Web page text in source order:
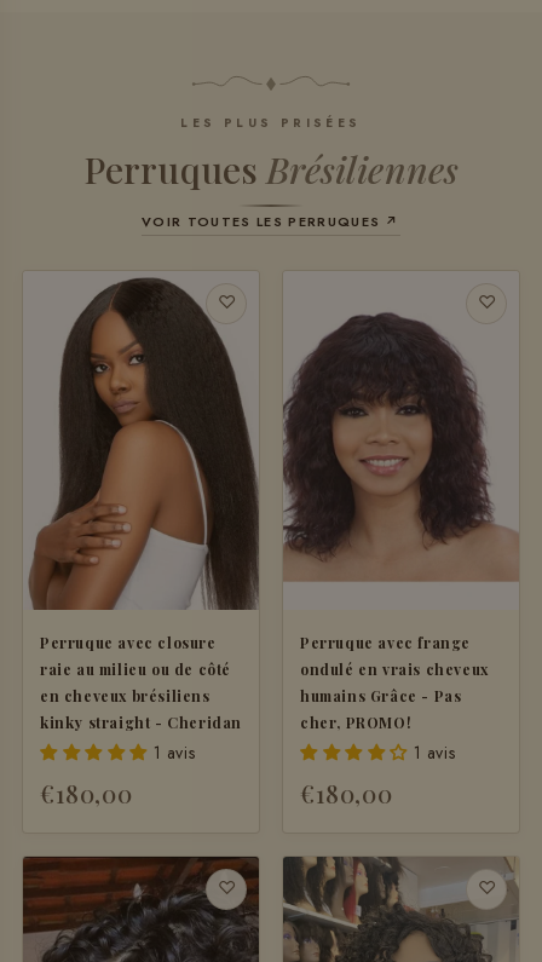
LES PLUS PRISÉES
Perruques Brésiliennes
VOIR TOUTES LES PERRUQUES ↗
♡
Perruque avec closure
raie au milieu ou de côté
en cheveux brésiliens
kinky straight - Cheridan
1 avis
€180,00
♡
+ AJOUTER
Perruque avec frange
ondulé en vrais cheveux
humains Grâce - Pas
cher, PROMO!
1 avis
€180,00
♡ ♡